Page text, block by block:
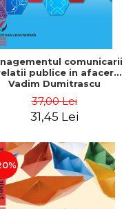
comunicarii
publice in afaceri -
Vadim Dumitrascu
37,00 Lei
31,45 Lei